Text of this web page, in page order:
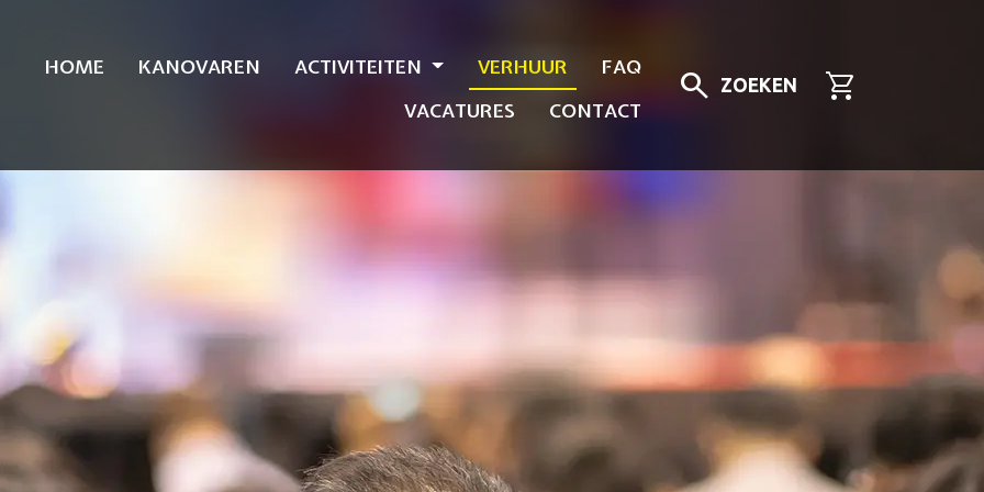
HOME KANOVAREN ACTIVITEITEN VERHUUR
FAQ
VACATURES
CONTACT
search ZOEKEN shopping_cart